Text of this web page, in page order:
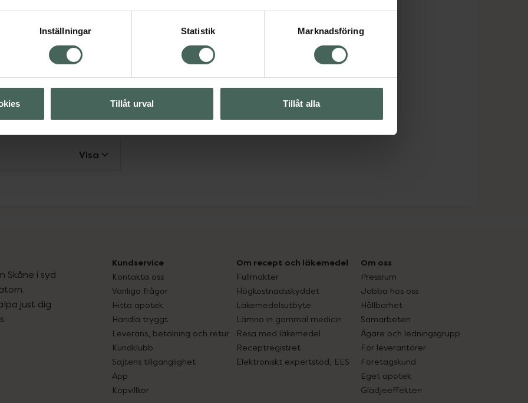
Inställningar Statistik Marknadsföring
Tillåt urval Tillåt alla
Visa
Visa
Visa
Skåne i syd
just dig
Kundservice
Kontakta oss
Vanliga frågor
Hitta apotek
Handla tryggt
Leverans, betalning och retur
Kundklubb
Sajtens tillgänglighet
App
Köpvillkor
Om recept och läkemedel
Fullmakter
Högkostnadsskyddet
Läkemedelsutbyte
Lämna in gammal medicin
Resa med läkemedel
Receptregistret
Elektroniskt expertstöd, EES
Om oss
Pressrum
Jobba hos oss
Hållbarhet
Samarbeten
Ägare och ledningsgrupp
För leverantörer
Företagskund
Eget apotek
Glädjeeffekten